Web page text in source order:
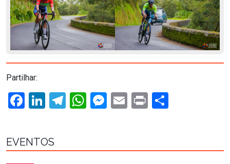
Partilhar:
Facebook
LinkedIn
Telegram
WhatsApp
Messenger
Email
Print
EVENTOS